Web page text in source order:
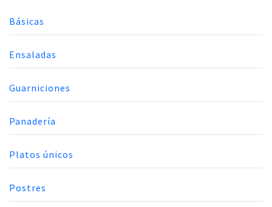
Básicas
Ensaladas
Guarniciones
Panadería
Platos únicos
Postres